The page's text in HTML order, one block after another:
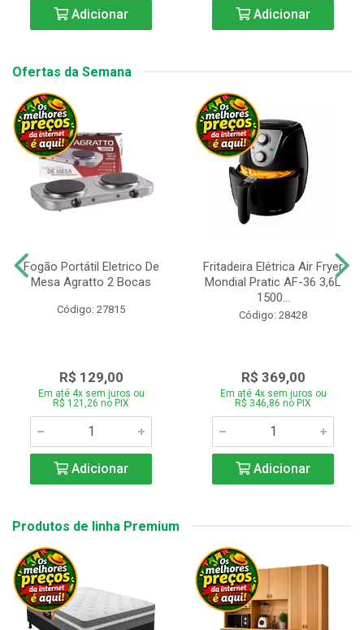
Adicionar Adicionar
Ofertas da Semana
Fogão Portátil Eletrico De
Mesa Agratto 2 Bocas
Código: 27815
R$ 129,00
Em até 4x sem juros ou
R$ 121,26 no PIX
Adicionar
Fritadeira Elétrica Air Fryer
Mondial Pratic AF-36 3,6L
1500...
Código: 28428
R$ 369,00
Em até 4x sem juros ou
R$ 346,86 no PIX
Adicionar
Produtos de linha Premium